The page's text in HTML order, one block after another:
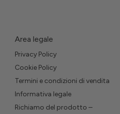
Area legale
Privacy Policy
Cookie Policy
Termini e condizioni di vendita
Informativa legale
Richiamo del prodotto –